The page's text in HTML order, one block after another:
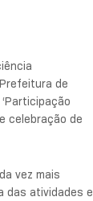
de
celebração de
vez mais
das atividades e